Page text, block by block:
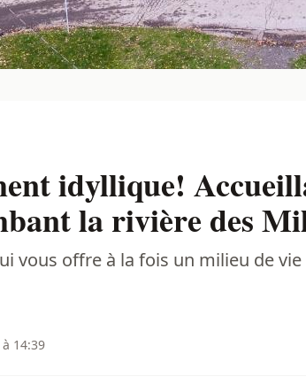
idyllique!
la rivière des
vous offre à la fois un milieu de
14:39